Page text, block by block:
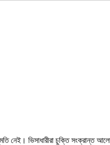
নেই। ভিসাধারীরা চুক্তি সংক্রান্ত